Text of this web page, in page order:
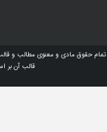
قالب آن بر اساس قوانین